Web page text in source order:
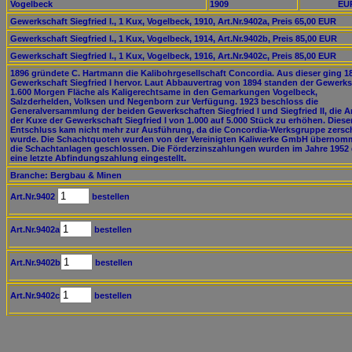
Vogelbeck
1909
Gewerkschaft Siegfried I., 1 Kux, Vogelbeck, 1910, Art.Nr.9402a, Preis 65,00 EUR
Gewerkschaft Siegfried I., 1 Kux, Vogelbeck, 1914, Art.Nr.9402b, Preis 85,00 EUR
Gewerkschaft Siegfried I., 1 Kux, Vogelbeck, 1916, Art.Nr.9402c, Preis 85,00 EUR
1896 gründete C. Hartmann die Kalibohrgesellschaft Concordia. Aus dieser ging
Gewerkschaft Siegfried I hervor. Laut Abbauvertrag von 1894 standen der
1.600 Morgen Fläche als Kaligerechtsame in den Gemarkungen Vogelbeck,
Salzderhelden, Volksen und Negenborn zur Verfügung. 1923 beschloss die
Generalversammlung der beiden Gewerkschaften Siegfried I und Siegfried II, die
der Kuxe der Gewerkschaft Siegfried I von 1.000 auf 5.000 Stück zu erhöhen.
Entschluss kam nicht mehr zur Ausführung, da die Concordia-Werksgruppe
wurde. Die Schachtquoten wurden von der Vereinigten Kaliwerke GmbH
die Schachtanlagen geschlossen. Die Förderzinszahlungen wurden im Jahre 1952
eine letzte Abfindungszahlung eingestellt.
Branche: Bergbau & Minen
Art.Nr.9402 bestellen
Art.Nr.9402a bestellen
Art.Nr.9402b bestellen
Art.Nr.9402c bestellen